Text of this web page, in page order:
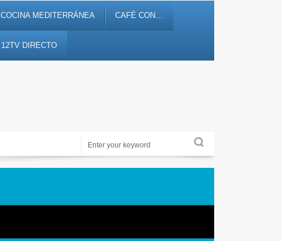
COCINA MEDITERRÁNEA CAFÉ CON…
12TV DIRECTO
Noticias, debates, fiestas, cultura, ocio y entretenimiento